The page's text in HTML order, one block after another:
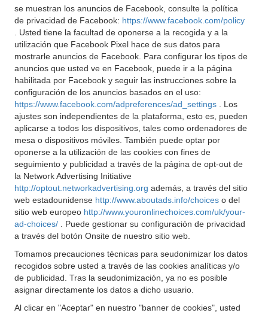
se muestran los anuncios de Facebook, consulte la política
de privacidad de Facebook: https://www.facebook.com/policy
. Usted tiene la facultad de oponerse a la recogida y a la
utilización que Facebook Pixel hace de sus datos para
mostrarle anuncios de Facebook. Para configurar los tipos de
anuncios que usted ve en Facebook, puede ir a la página
habilitada por Facebook y seguir las instrucciones sobre la
configuración de los anuncios basados en el uso:
https://www.facebook.com/adpreferences/ad_settings
. Los
ajustes son independientes de la plataforma, esto es, pueden
aplicarse a todos los dispositivos, tales como ordenadores de
mesa o dispositivos móviles. También puede optar por
oponerse a la utilización de las cookies con fines de
seguimiento y publicidad a través de la página de opt-out de
la Network Advertising Initiative
http://optout.networkadvertising.org además, a través del sitio
web estadounidense http://www.aboutads.info/choices o del
sitio web europeo http://www.youronlinechoices.com/uk/your-
ad-choices/
. Puede gestionar su configuración de privacidad
a través del botón Onsite de nuestro sitio web.
Tomamos precauciones técnicas para seudonimizar los datos
recogidos sobre usted a través de las cookies analíticas y/o
de publicidad. Tras la seudonimización, ya no es posible
asignar directamente los datos a dicho usuario.
Al clicar en "Aceptar" en nuestro "banner de cookies", usted